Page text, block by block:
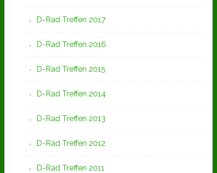
D-Rad Treffen 2017
D-Rad Treffen 2016
D-Rad Treffen 2015
D-Rad Treffen 2014
D-Rad Treffen 2013
D-Rad Treffen 2012
D-Rad Treffen 2011